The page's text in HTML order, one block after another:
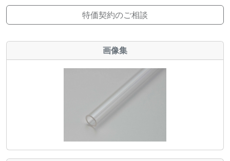
特価契約のご相談
画像集